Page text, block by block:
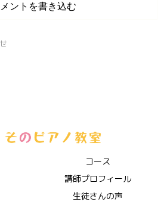
ントを書き込む
コース
講師プロフィール
生徒さんの声